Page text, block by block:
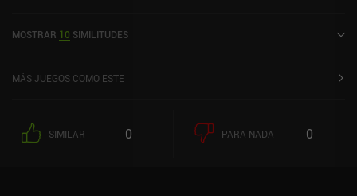
sobre 5,0 en la App Store de iOS.
MOSTRAR 10 SIMILITUDES
MÁS JUEGOS COMO ESTE
SIMILAR 0 PARA NADA 0